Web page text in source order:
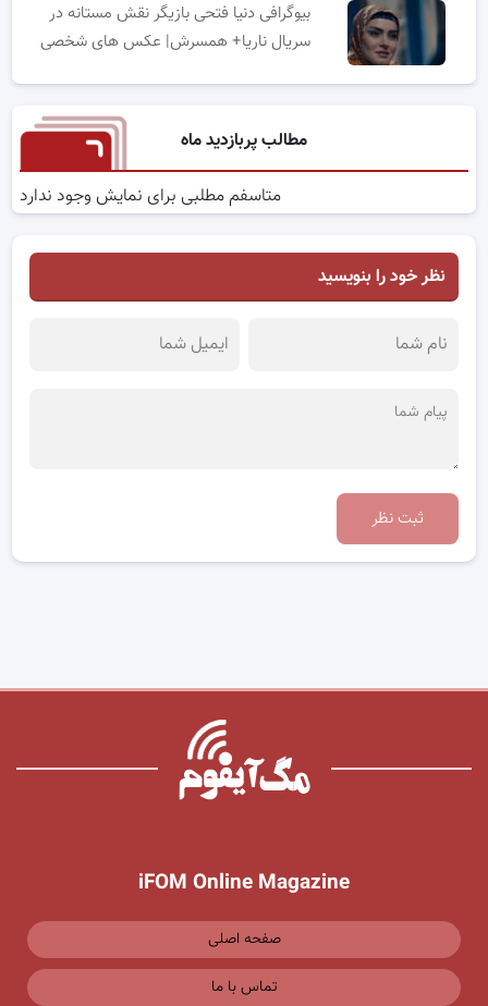
بیوگرافی دنیا فتحی بازیگر نقش مستانه در
سریال ناریا+ همسرش| عکس های شخصی
مطالب پربازدید ماه
متاسفم مطلبی برای نمایش وجود ندارد
نظر خود را بنویسید
ثبت نظر
iFOM Online Magazine
صفحه اصلی
تماس با ما